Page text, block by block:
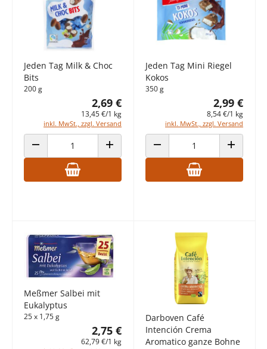
Jeden Tag Milk & Choc
Bits
200 g
2,69 €
13,45 €/1 kg
inkl. MwSt., zzgl. Versand
ANZAHL VERRINGERN ANZAHL ERHÖHEN
Jeden Tag Mini Riegel
Kokos
350 g
2,99 €
8,54 €/1 kg
inkl. MwSt., zzgl. Versand
ANZAHL VERRINGERN ANZAHL
Meßmer Salbei mit
Eukalyptus
25 x 1,75 g
2,75 €
62,79 €/1 kg
Darboven Café
Intención Crema
Aromatico ganze Bohne